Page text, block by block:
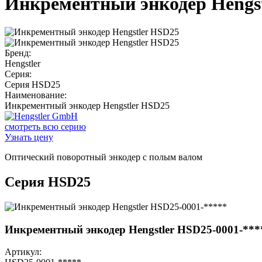
Бренд:
Hengstler
Серия:
Серия HSD25
Наименование:
Инкрементный энкодер Hengstler HSD25
смотреть всю серию
Узнать цену
Оптический поворотный энкодер с полым валом
Серия HSD25
Инкрементный энкодер Hengstler HSD25-0001-
Артикул: